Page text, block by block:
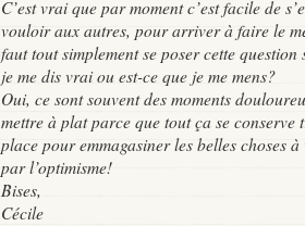
C’est vrai que par moment c’est facile de
vouloir aux autres, pour arriver à faire le
faut tout simplement se poser cette question
je me dis vrai ou est-ce que je me mens?
Oui, ce sont souvent des moments
mettre à plat parce que tout ça se conserve
place pour emmagasiner les belles choses
par l’optimisme!
Bises,
Cécile